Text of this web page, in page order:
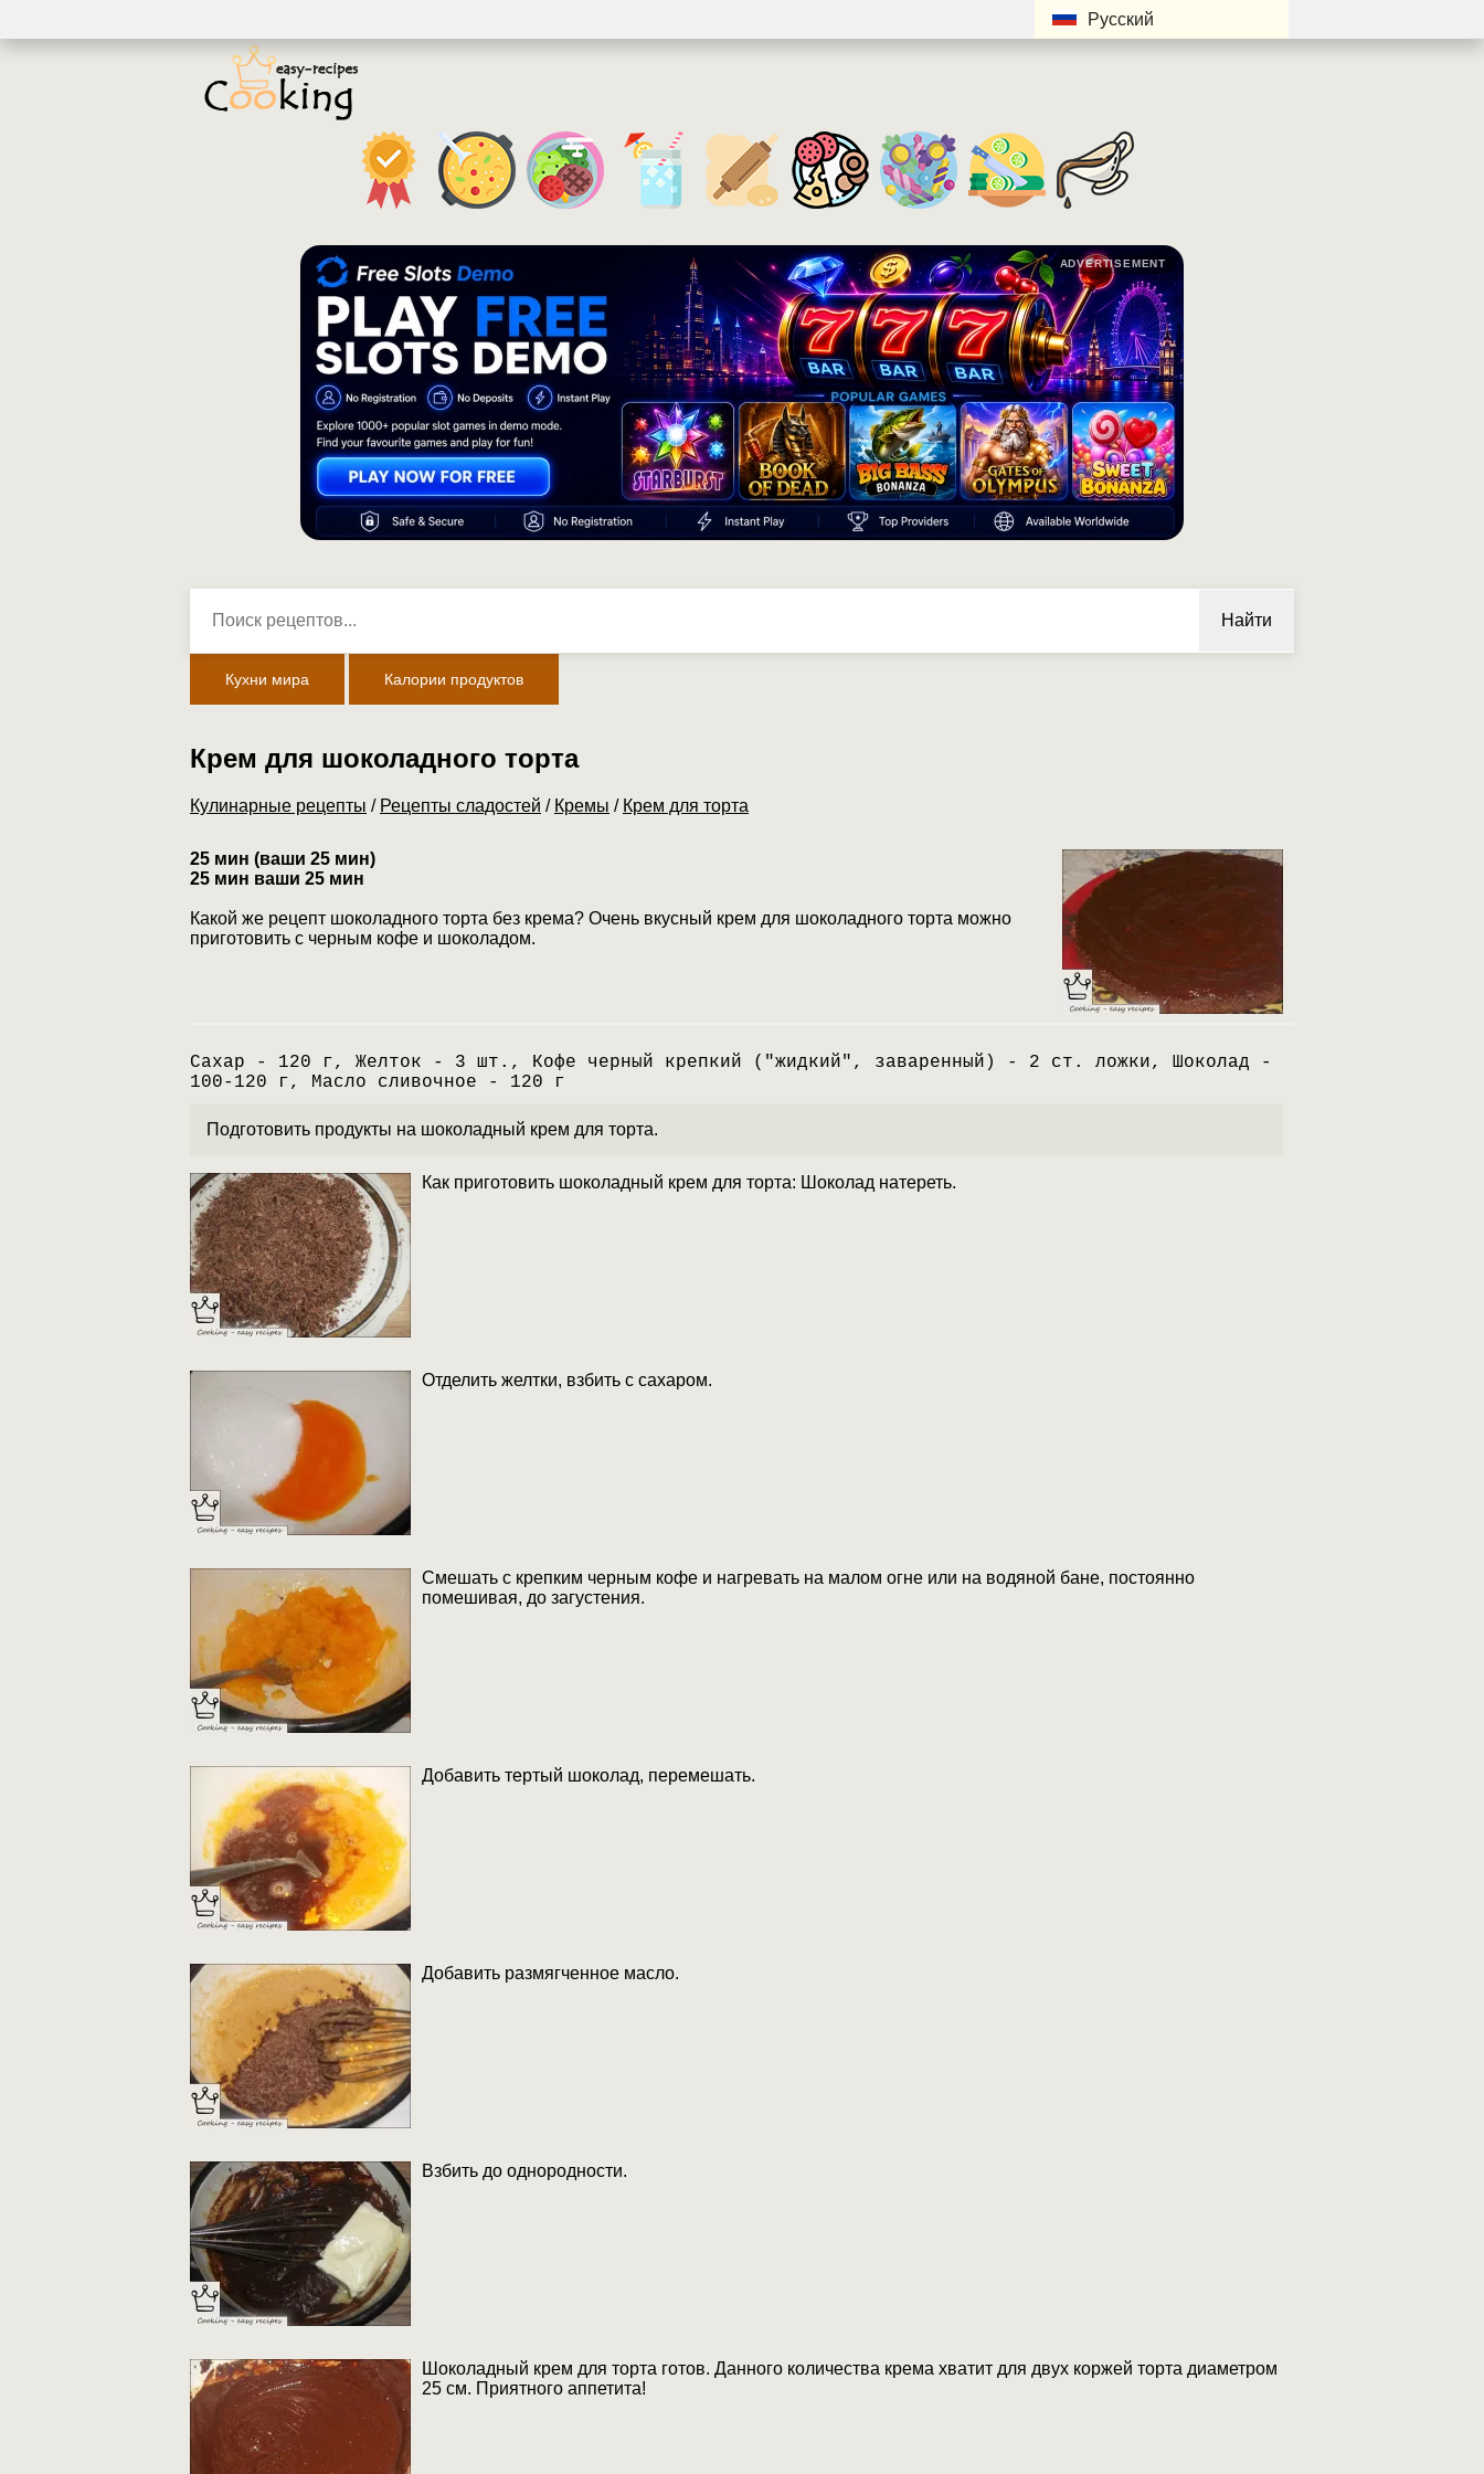
Русский
ADVERTISEMENT
Найти
Кухни мира Калории продуктов
Крем для шоколадного торта
Кулинарные рецепты / Рецепты сладостей / Кремы / Крем для торта
25 мин (ваши 25 мин)
25 мин ваши 25 мин
Какой же рецепт шоколадного торта без крема? Очень вкусный крем для шоколадного торта можно
приготовить с черным кофе и шоколадом.
Сахар - 120 г, Желток - 3 шт., Кофе черный крепкий ("жидкий", заваренный) - 2 ст. ложки, Шоколад -
100-120 г, Масло сливочное - 120 г
Подготовить продукты на шоколадный крем для торта.
Как приготовить шоколадный крем для торта: Шоколад натереть.
Отделить желтки, взбить с сахаром.
Смешать с крепким черным кофе и нагревать на малом огне или на водяной бане, постоянно
помешивая, до загустения.
Добавить тертый шоколад, перемешать.
Добавить размягченное масло.
Взбить до однородности.
Шоколадный крем для торта готов. Данного количества крема хватит для двух коржей торта диаметром
25 см. Приятного аппетита!